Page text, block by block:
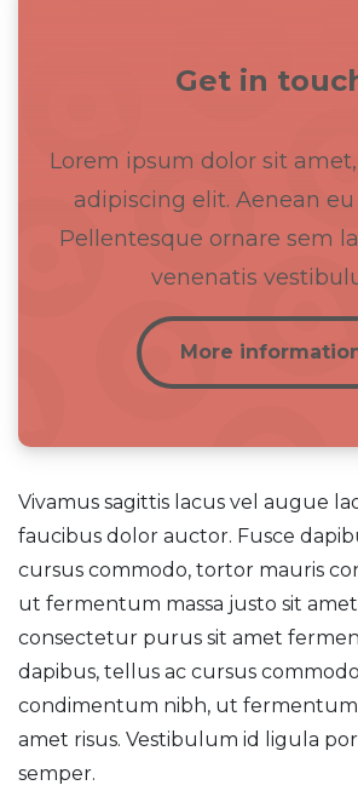
Get in
Lorem ipsum dolor sit
adipiscing elit. Aenean
Pellentesque ornare sem
venenatis
More
Vivamus sagittis lacus vel augue
faucibus dolor auctor. Fusce
cursus commodo, tortor mauris
ut fermentum massa justo sit amet
consectetur purus sit amet
dapibus, tellus ac cursus
condimentum nibh, ut fermentum
amet risus. Vestibulum id ligula
semper.